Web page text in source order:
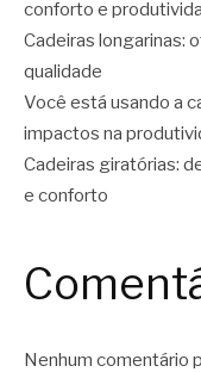
conforto e
Cadeiras longarinas:
qualidade
Você está usando a
impactos na
Cadeiras giratórias:
e conforto
Nenhum comentário